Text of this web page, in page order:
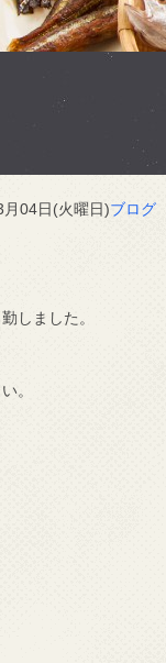
月04日(火曜日)ブログ
しました。
。